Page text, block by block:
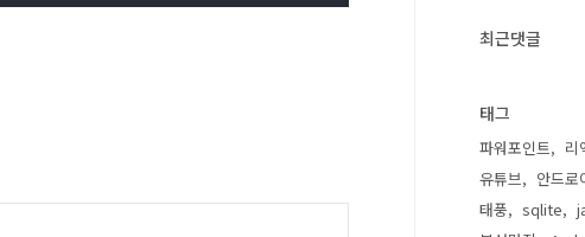
최근댓글
태그
파워포인트 리
유튜브
안드로
태풍
sqlite